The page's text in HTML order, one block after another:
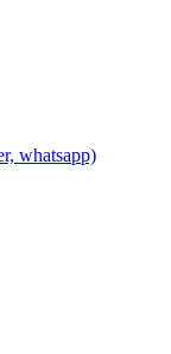
whatsapp)